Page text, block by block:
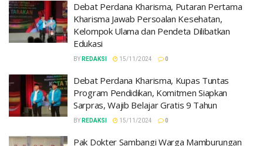
Debat Perdana Kharisma, Putaran Pertama
Kharisma Jawab Persoalan Kesehatan,
Kelompok Ulama dan Pendeta Dilibatkan
Edukasi
BY REDAKSI 15/11/2024 0
Debat Perdana Kharisma, Kupas Tuntas
Program Pendidikan, Komitmen Siapkan
Sarpras, Wajib Belajar Gratis 9 Tahun
BY REDAKSI 15/11/2024 0
Pak Dokter Sambangi Warga Mamburungan